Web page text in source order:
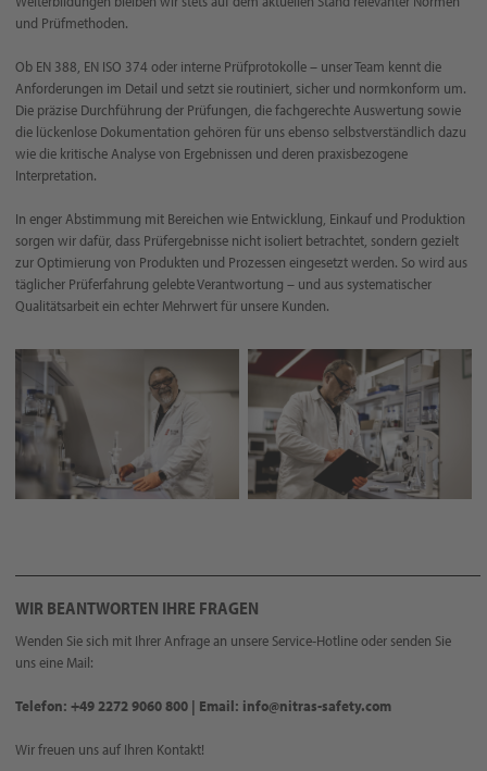
und Prüfmethoden.
Ob EN 388, EN ISO 374 oder interne Prüfprotokolle – unser Team kennt die
Anforderungen im Detail und setzt sie routiniert, sicher und normkonform um.
Die präzise Durchführung der Prüfungen, die fachgerechte Auswertung sowie
die lückenlose Dokumentation gehören für uns ebenso selbstverständlich dazu
wie die kritische Analyse von Ergebnissen und deren praxisbezogene
Interpretation.
In enger Abstimmung mit Bereichen wie Entwicklung, Einkauf und Produktion
sorgen wir dafür, dass Prüfergebnisse nicht isoliert betrachtet, sondern gezielt
zur Optimierung von Produkten und Prozessen eingesetzt werden. So wird aus
täglicher Prüferfahrung gelebte Verantwortung – und aus systematischer
Qualitätsarbeit ein echter Mehrwert für unsere Kunden.
WIR BEANTWORTEN IHRE FRAGEN
Wenden Sie sich mit Ihrer Anfrage an unsere Service-Hotline oder senden Sie
uns eine Mail:
Telefon: +49 2272 9060 800 | Email: info@nitras-safety.com
Wir freuen uns auf Ihren Kontakt!